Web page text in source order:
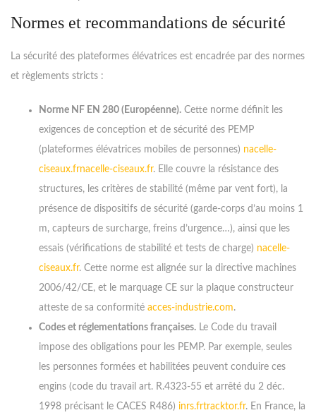
Normes et recommandations de sécurité
La sécurité des plateformes élévatrices est encadrée par des normes
et règlements stricts :
Norme NF EN 280 (Européenne). Cette norme définit les
exigences de conception et de sécurité des PEMP
(plateformes élévatrices mobiles de personnes) nacelle-
ciseaux.frnacelle-ciseaux.fr. Elle couvre la résistance des
structures, les critères de stabilité (même par vent fort), la
présence de dispositifs de sécurité (garde-corps d’au moins 1
m, capteurs de surcharge, freins d’urgence…), ainsi que les
essais (vérifications de stabilité et tests de charge) nacelle-
ciseaux.fr. Cette norme est alignée sur la directive machines
2006/42/CE, et le marquage CE sur la plaque constructeur
atteste de sa conformité acces-industrie.com.
Codes et réglementations françaises. Le Code du travail
impose des obligations pour les PEMP. Par exemple, seules
les personnes formées et habilitées peuvent conduire ces
engins (code du travail art. R.4323-55 et arrêté du 2 déc.
1998 précisant le CACES R486) inrs.frtracktor.fr. En France, la